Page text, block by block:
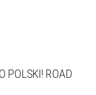
POLSKI! ROAD